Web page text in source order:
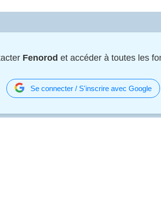
Fenorod et accéder à toutes les
Se connecter / S'inscrire avec Google